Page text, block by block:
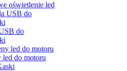
oświetlenie led
do
led do motoru